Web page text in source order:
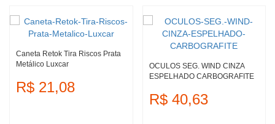
Caneta Retok Tira Riscos Prata
Metálico Luxcar
R$ 21,08
OCULOS SEG. WIND CINZA
ESPELHADO CARBOGRAFITE
R$ 40,63